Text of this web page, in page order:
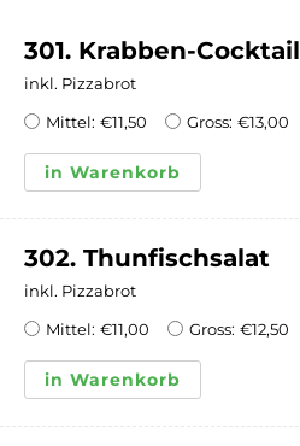
301. Krabben-Cocktail
inkl. Pizzabrot
Mittel: €11,50 Gross: €13,00
in Warenkorb
302. Thunfischsalat
inkl. Pizzabrot
Mittel: €11,00 Gross: €12,50
in Warenkorb